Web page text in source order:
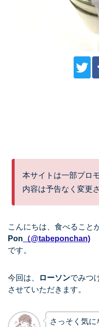
本サイトは一部プロ
内容は予告なく変更
こんにちは、 食べること
Pon （@tabeponchan)
です。
今回は、 ローソンでみつ
させていただきます。
さっそく気